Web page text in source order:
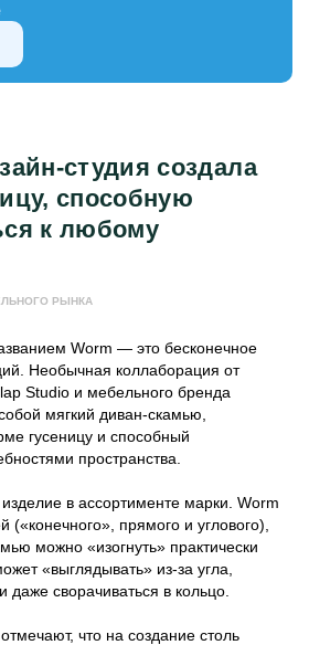
студия создала
способную
к любому
РЫНКА
Worm — это бесконечное
Необычная коллаборация от
Studio и мебельного бренда
мягкий диван-скамью,
гусеницу и способный
пространства.
в ассортименте марки. Worm
(«конечного», прямого и углового),
можно «изогнуть» практически
«выглядывать» из-за угла,
даже сворачиваться в кольцо.
что на создание столь